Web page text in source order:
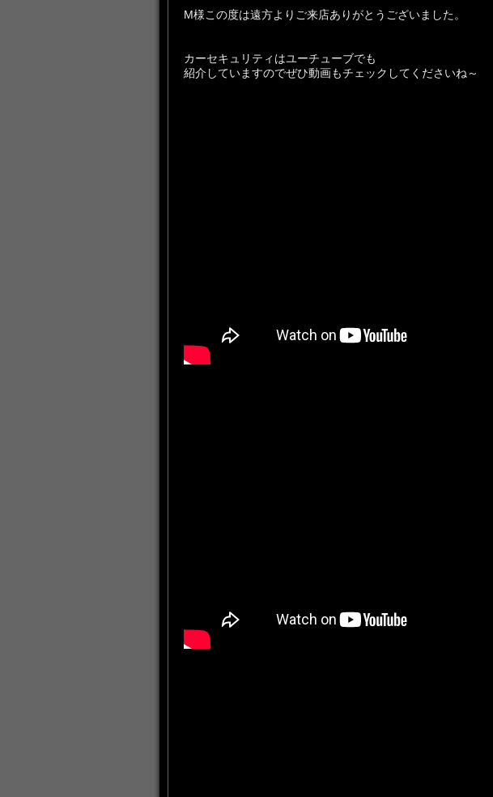
M様この度は遠方よりご来店ありがとうございました。
カーセキュリティはユーチューブでも
紹介していますのでぜひ動画もチェックしてくださいね～